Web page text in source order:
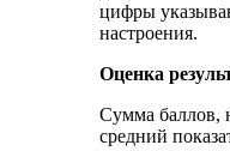
цифры
настроения.
Оценка
Сумма баллов,
средний